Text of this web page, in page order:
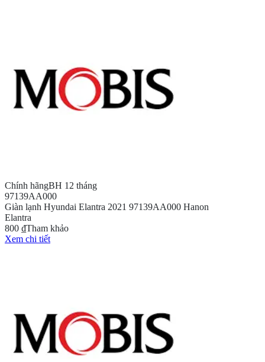
Chính hãngBH 12 tháng
97139AA000
Giàn lạnh Hyundai Elantra 2021 97139AA000 Hanon
Elantra
800 ₫Tham khảo
Xem chi tiết